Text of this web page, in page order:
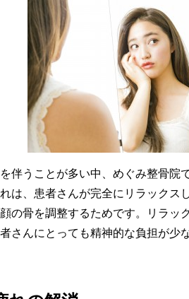
伴うことが多い中、めぐみ整骨院
は、患者さんが完全にリラックス
の骨を調整するためです。リラッ
さんにとっても精神的な負担が少